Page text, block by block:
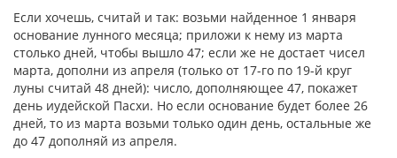
Если хочешь, считай и так: возьми найденное 1 января
основание лунного месяца; приложи к нему из марта
столько дней, чтобы вышло 47; если же не достает чисел
марта, дополни из апреля (только от 17-го по 19-й круг
луны считай 48 дней): число, дополняющее 47, покажет
день иудейской Пасхи. Но если основание будет более 26
дней, то из марта возьми только один день, остальные же
до 47 дополняй из апреля.